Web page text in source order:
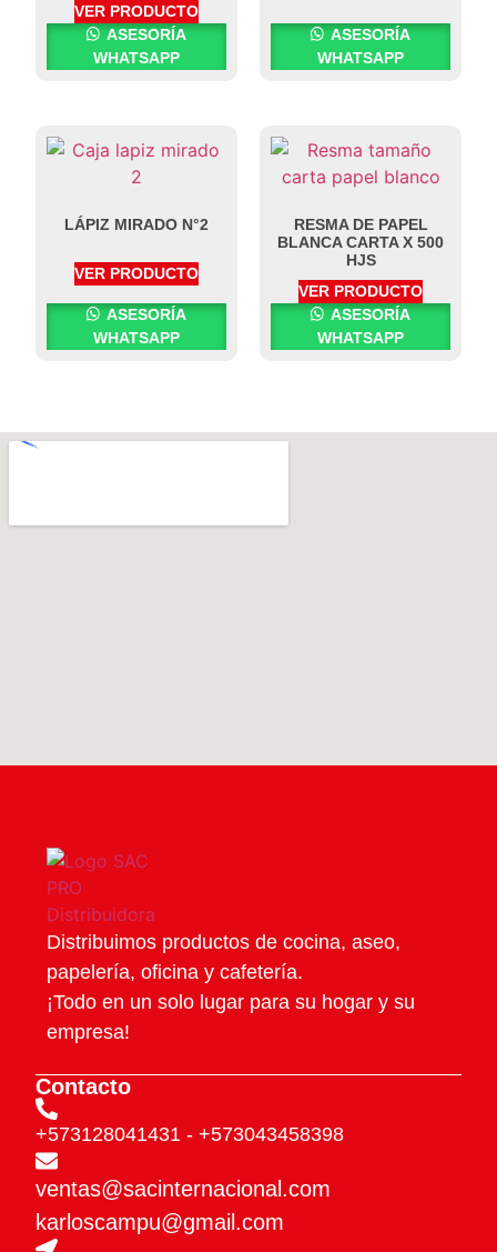
VER PRODUCTO
ASESORÍA
WHATSAPP
ASESORÍA
WHATSAPP
LÁPIZ MIRADO N°2
VER PRODUCTO
ASESORÍA
WHATSAPP
RESMA DE PAPEL
BLANCA CARTA X 500
HJS
VER PRODUCTO
ASESORÍA
WHATSAPP
Distribuimos productos de cocina, aseo,
papelería, oficina y cafetería.
¡Todo en un solo lugar para su hogar y su
empresa!
Contacto
+573128041431 - +573043458398
ventas@sacinternacional.com
karloscampu@gmail.com